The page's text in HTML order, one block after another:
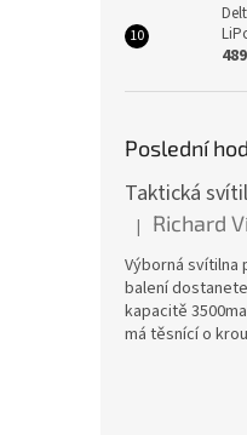
Poslední
Hodnocení
| Richard
Výborná svítilna
balení
kapacitě
má těsnící o